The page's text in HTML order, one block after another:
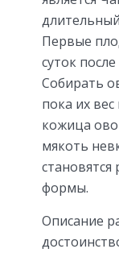
Первые
суток
Собирать
пока их
кожица
мякоть
формы.
Описание